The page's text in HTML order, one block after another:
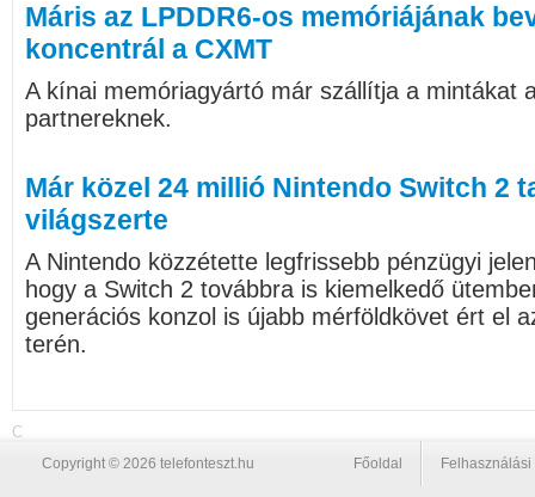
Máris az LPDDR6-os memóriájának
koncentrál a CXMT
A kínai memóriagyártó már szállítja a mintákat
partnereknek.
Már közel 24 millió Nintendo Switch 2
világszerte
A Nintendo közzétette legfrissebb pénzügyi
hogy a Switch 2 továbbra is kiemelkedő
generációs konzol is újabb mérföldkövet ért el
terén.
C
Copyright © 2026 telefonteszt.hu Főoldal